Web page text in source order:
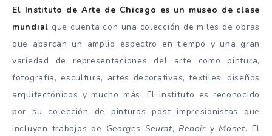
El Instituto de Arte de Chicago es un museo de clase
mundial que cuenta con una colección de miles de obras
que abarcan un amplio espectro en tiempo y una gran
variedad de representaciones del arte como pintura,
fotografía, escultura, artes decorativas, textiles, diseños
arquitectónicos y mucho más. El instituto es reconocido
porsu colección de pinturas post impresionistas
que
incluyen trabajos de Georges Seurat,RenoiryMonet. El